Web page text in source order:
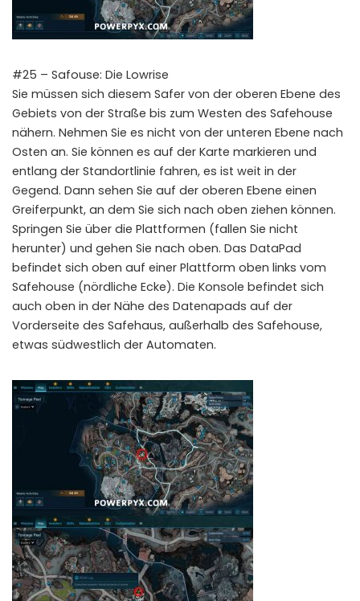
#25 – Safouse: Die Lowrise
Sie müssen sich diesem Safer von der oberen Ebene des
Gebiets von der Straße bis zum Westen des Safehouse
nähern. Nehmen Sie es nicht von der unteren Ebene nach
Osten an. Sie können es auf der Karte markieren und
entlang der Standortlinie fahren, es ist weit in der
Gegend. Dann sehen Sie auf der oberen Ebene einen
Greiferpunkt, an dem Sie sich nach oben ziehen können.
Springen Sie über die Plattformen (fallen Sie nicht
herunter) und gehen Sie nach oben. Das DataPad
befindet sich oben auf einer Plattform oben links vom
Safehouse (nördliche Ecke). Die Konsole befindet sich
auch oben in der Nähe des Datenapads auf der
Vorderseite des Safehaus, außerhalb des Safehouse,
etwas südwestlich der Automaten.